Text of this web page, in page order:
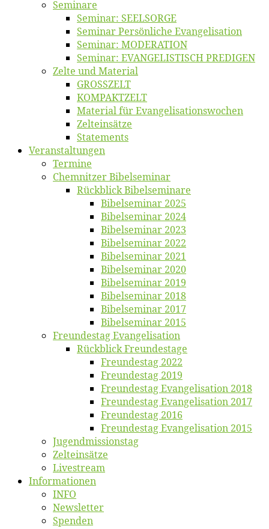
Se­mi­na­re
Se­mi­nar: SEELSORGE
Se­mi­nar Per­sön­li­che Evangelisation
Se­mi­nar: MODERATION
Se­mi­nar: EVANGELISTISCH PREDIGEN
Zel­te und Material
GROSSZELT
KOMPAKTZELT
Ma­te­ri­al für Evangelisationswochen
Zelt­ein­sät­ze
State­ments
Ver­an­stal­tun­gen
Ter­mi­ne
Chemnit­zer Bibelseminar
Rück­blick Bibelseminare
Bi­bel­se­mi­nar 2025
Bi­bel­se­mi­nar 2024
Bi­bel­se­mi­nar 2023
Bi­bel­se­mi­nar 2022
Bi­bel­se­mi­nar 2021
Bi­bel­se­mi­nar 2020
Bi­bel­se­mi­nar 2019
Bi­bel­se­mi­nar 2018
Bibelsemi­nar 2017
Bibelsemi­nar 2015
Freun­des­tag Evangelisation
Rück­blick Freundestage
Freun­des­tag 2022
Freun­des­tag 2019
Freun­des­tag Evan­ge­li­sa­ti­on 2018
Freun­des­tag Evan­ge­li­sa­ti­on 2017
Freun­des­tag 2016
Freun­des­tag Evan­ge­li­sa­ti­on 2015
Jugend­mis­sions­tag
Zelt­ein­sät­ze
Live­stream
Informatio­nen
INFO
News­let­ter
Spen­den